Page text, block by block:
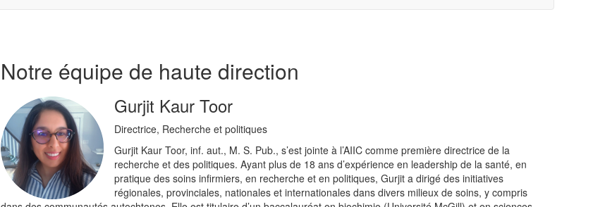
Notre équipe de haute direction
Gurjit Kaur Toor
Directrice, Recherche et politiques
Gurjit Kaur Toor, inf. aut., M. S. Pub., s’est jointe à l’AIIC comme première directrice de la
recherche et des politiques. Ayant plus de 18 ans d’expérience en leadership de la santé, en
pratique des soins infirmiers, en recherche et en politiques, Gurjit a dirigé des initiatives
régionales, provinciales, nationales et internationales dans divers milieux de soins, y compris